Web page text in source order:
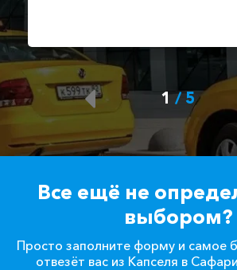
1/ 5
Все ещё не
выбором?
Просто заполните форму и самое
отвезёт вас из Капселя в